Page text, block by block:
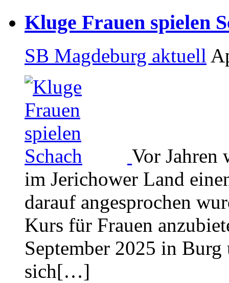
Kluge Frauen spielen
SB Magdeburg aktuell
Vor Jahren
im Jerichower Land
darauf angesprochen
Kurs für Frauen
September 2025 in Burg
sich[…]